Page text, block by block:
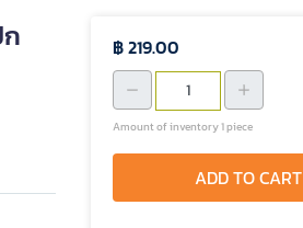
฿ 219.00
Amount of inventory 1 piece
ADD TO CART